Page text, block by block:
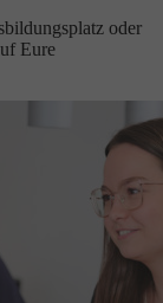
oder
Eure